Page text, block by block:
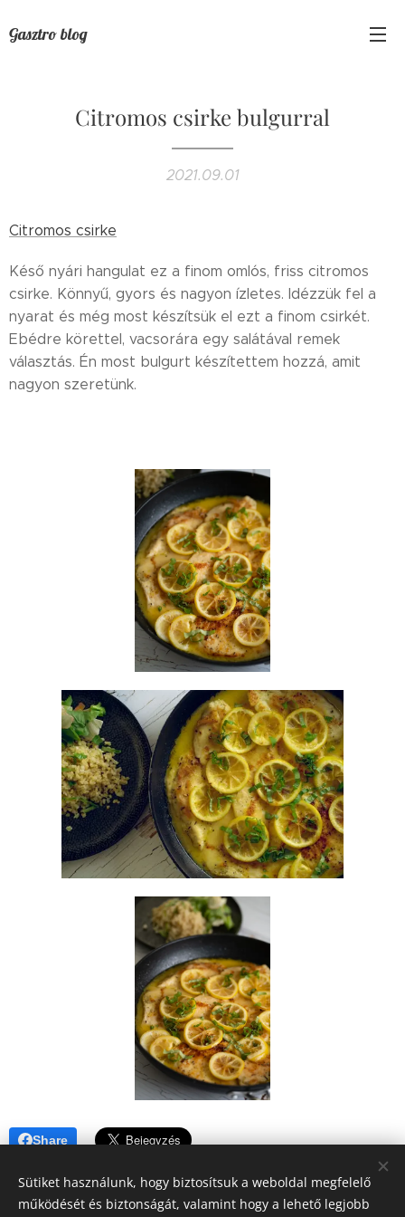
Gasztro blog
Citromos csirke bulgurral
2021.09.01
Citromos csirke
Késő nyári hangulat ez a finom omlós, friss citromos
csirke. Könnyű, gyors és nagyon ízletes. Idézzük fel a
nyarat és még most készítsük el ezt a finom csirkét.
Ebédre körettel, vacsorára egy salátával remek
választás. Én most bulgurt készítettem hozzá, amit
nagyon szeretünk.
Share
Sütiket használunk, hogy biztosítsuk a weboldal megfelelő
működését és biztonságát, valamint hogy a lehető legjobb